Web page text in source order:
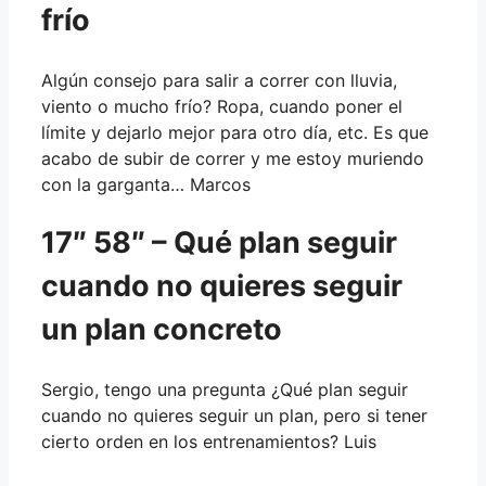
frío
Algún consejo para salir a correr con lluvia,
viento o mucho frío? Ropa, cuando poner el
límite y dejarlo mejor para otro día, etc. Es que
acabo de subir de correr y me estoy muriendo
con la garganta… Marcos
17″ 58″ – Qué plan seguir
cuando no quieres seguir
un plan concreto
Sergio, tengo una pregunta ¿Qué plan seguir
cuando no quieres seguir un plan, pero si tener
cierto orden en los entrenamientos? Luis